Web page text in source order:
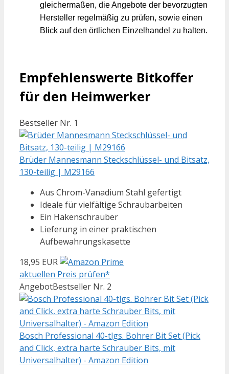
gleichermaßen, die Angebote der bevorzugten
Hersteller regelmäßig zu prüfen, sowie einen
Blick auf den örtlichen Einzelhandel zu halten.
Empfehlenswerte Bitkoffer
für den Heimwerker
Bestseller Nr. 1
Brüder Mannesmann Steckschlüssel- und Bitsatz,
130-teilig | M29166
Aus Chrom-Vanadium Stahl gefertigt
Ideale für vielfältige Schraubarbeiten
Ein Hakenschrauber
Lieferung in einer praktischen
Aufbewahrungskasette
18,95 EUR
aktuellen Preis prüfen*
AngebotBestseller Nr. 2
Bosch Professional 40-tlgs. Bohrer Bit Set (Pick
and Click, extra harte Schrauber Bits, mit
Universalhalter) - Amazon Edition